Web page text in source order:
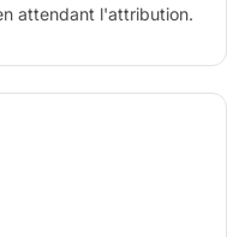
attendant l'attribution.